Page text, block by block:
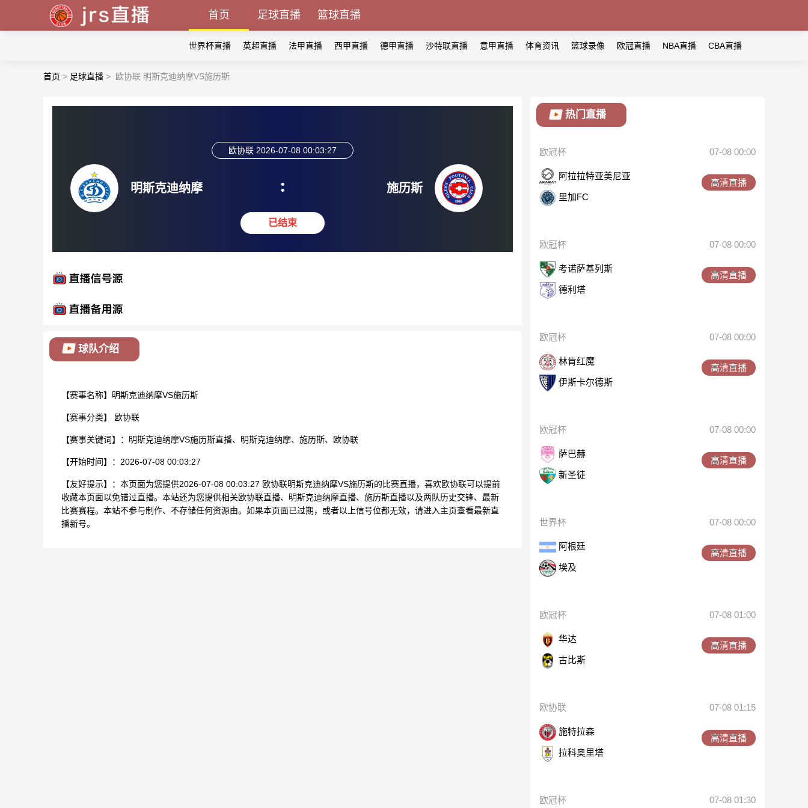
首页 足球直播 篮球直播
世界杯直播 英超直播 法甲直播 西甲直播 德甲直播 沙特联直播 意甲直播 体育资讯 篮球录像 欧冠直播 NBA直播 CBA直播
首页 > 足球直播 > 欧协联 明斯克迪纳摩VS施历斯
明斯克迪纳摩
欧协联 2026-07-08 00:03:27
:
已结束
施历斯
球队介绍
【赛事名称】明斯克迪纳摩VS施历斯
【赛事分类】 欧协联
【赛事关键词】：明斯克迪纳摩VS施历斯直播、明斯克迪纳摩、施历斯、欧协联
【开始时间】：2026-07-08 00:03:27
【友好提示】：本页面为您提供2026-07-08 00:03:27 欧协联明斯克迪纳摩VS施历斯的比赛直播，喜欢欧协联可以提前
收藏本页面以免错过直播。本站还为您提供相关欧协联直播、明斯克迪纳摩直播、施历斯直播以及两队历史交锋、最新
比赛赛程。本站不参与制作、不存储任何资源由。如果本页面已过期，或者以上信号位都无效，请进入主页查看最新直
播新号。
热门直播
欧冠杯 07-08 00:00
阿拉拉特亚美尼亚
里加FC
高清直播
欧冠杯 07-08 00:00
考诺萨基列斯
德利塔
高清直播
欧冠杯 07-08 00:00
林肯红魔
伊斯卡尔德斯
高清直播
欧冠杯 07-08 00:00
萨巴赫
新圣徒
高清直播
世界杯 07-08 00:00
阿根廷
埃及
高清直播
欧冠杯 07-08 01:00
华达
古比斯
高清直播
欧协联 07-08 01:15
施特拉森
拉科奥里塔
高清直播
欧冠杯 07-08 01:30